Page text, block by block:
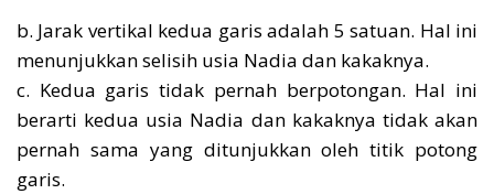
b. Jarak vertikal kedua garis adalah 5 satuan. Hal ini
menunjukkan selisih usia Nadia dan kakaknya.
c. Kedua garis tidak pernah berpotongan. Hal ini
berarti kedua usia Nadia dan kakaknya tidak akan
pernah sama yang ditunjukkan oleh titik potong
garis.